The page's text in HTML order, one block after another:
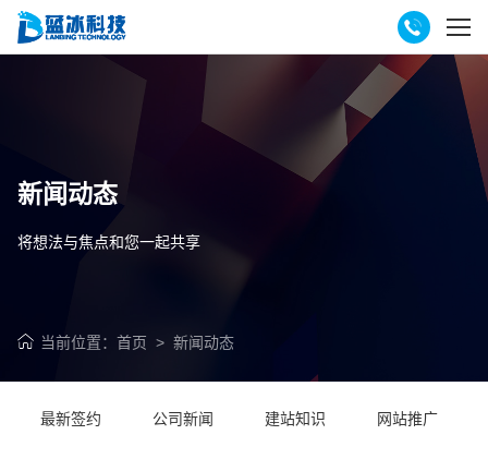
新闻动态
将想法与焦点和您一起共享
当前位置： 首页 > 新闻动态
最新签约 公司新闻 建站知识 网站推广